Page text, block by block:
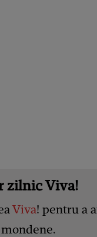
zilnic Viva!
Viva! pentru a